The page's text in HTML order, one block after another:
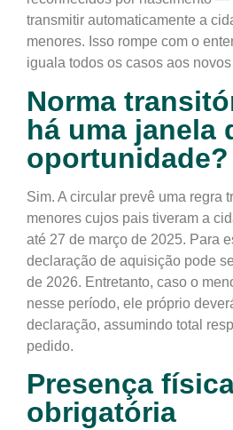
transmitir automaticamente a
menores. Isso rompe com o
iguala todos os casos aos
Norma
há uma janela
oportunidade?
Sim. A circular prevê uma regra
menores cujos pais tiveram a
até 27 de março de 2025. Para
declaração de aquisição pode
de 2026. Entretanto, caso o
nesse período, ele próprio
declaração, assumindo total
pedido.
Presença
obrigatória